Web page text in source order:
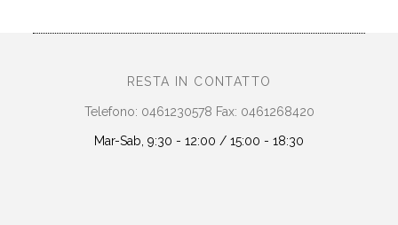
RESTA IN CONTATTO
Telefono: 0461230578 Fax: 0461268420
Mar-Sab, 9:30 - 12:00 / 15:00 - 18:30